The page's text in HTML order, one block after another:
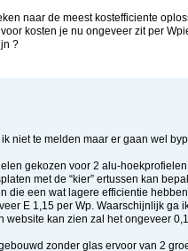
naar de meest kostefficiente
kosten je nu ongeveer zit per
?
niet te melden maar er gaan wel
gekozen voor 2 alu-
met de “kier” ertussen kan
die een wat lagere efficientie
E 1,15 per Wp. Waarschijnlijk
website kan zien zal het ongeveer
zonder glas ervoor van 2